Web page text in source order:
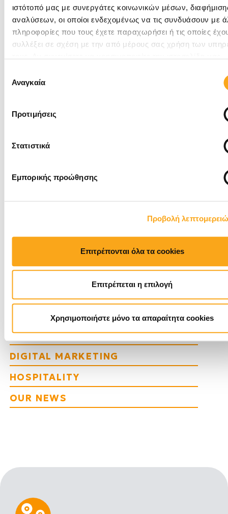
ιστότοπό μας με συνεργάτες κοινωνικών μέσων,
αναλύσεων, οι οποίοι ενδεχομένως να τις συνδυάσουν με
πληροφορίες που τους έχετε παραχωρήσει ή τις οποίες
συλλέξει σε σχέση με την από μέρους σας χρήση των
συγκατάθεσης
Αναγκαία
Προτιμήσεις
Στατιστικά
Εμπορικής προώθησης
Προβολή
Επιτρέπονται όλα τα cookies
Επιτρέπεται η επιλογή
Χρησιμοποιήστε μόνο τα απαραίτητα cookies
Tags
digital marketing για ξενοδοχεία
web development για τουρισμό
DIGITAL TRENDS
AGENCY
TRAVEL TRENDS
WEB DEVELOPMENT
DIGITAL MARKETING
HOSPITALITY
OUR NEWS